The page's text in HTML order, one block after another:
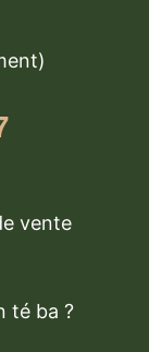
vente
té ba ?